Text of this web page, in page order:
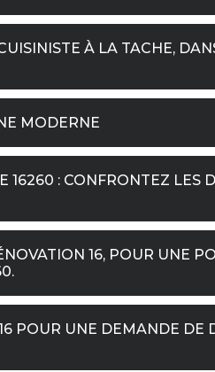
À LA TACHE,
MODERNE
16260 : CONFRONTEZ LES
16, POUR UNE
POUR UNE DEMANDE DE